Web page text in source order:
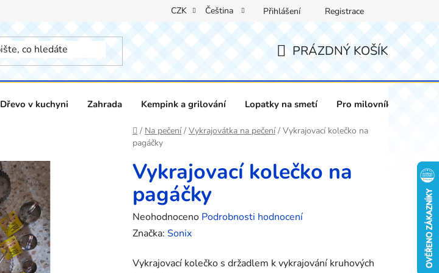
CZK Čeština Přihlášení Registrace
NÁKUPNÍ
PRÁZDNÝ KOŠÍK
Dřevo v kuchyni Zahrada Kempink a grilování Lopatky na smetí Pro milovníky vína
Domů
/ Na pečení / Vykrajovátka na pečení / Vykrajovací kolečko na
pagáčky
Vykrajovací kolečko na
pagáčky
Průměrné
hodnocení
je
Neohodnoceno Podrobnosti hodnocení
Značka: Sonix
Vykrajovací kolečko s držadlem k vykrajování kruhových